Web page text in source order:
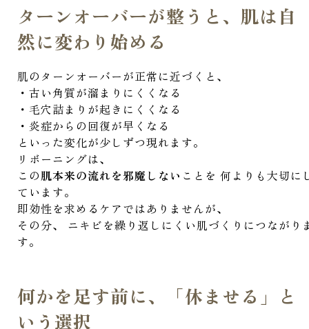
ターンオーバーが整うと、肌は自
然に変わり始める
肌のターンオーバーが正常に近づくと、
・古い角質が溜まりにくくなる
・毛穴詰まりが起きにくくなる
・炎症からの回復が早くなる
といった変化が少しずつ現れます。
リボーニングは、
この肌本来の流れを邪魔しない ことを 何よりも大切に
ています。
即効性を求めるケアではありませんが、
その分、 ニキビを繰り返しにくい肌づくりにつながり
す。
何かを足す前に、「休ませる」と
いう選択